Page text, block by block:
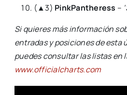
(▲3) PinkPantheress –
Si quieres más información
entradas y posiciones de esta
puedes consultar las listas en
www.officialcharts.com